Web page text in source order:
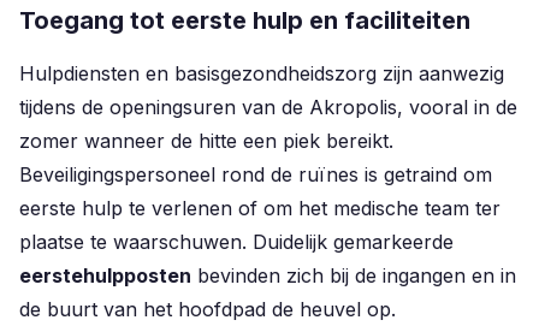
Toegang tot eerste hulp en faciliteiten
Hulpdiensten en basisgezondheidszorg zijn aanwezig
tijdens de openingsuren van de Akropolis, vooral in de
zomer wanneer de hitte een piek bereikt.
Beveiligingspersoneel rond de ruïnes is getraind om
eerste hulp te verlenen of om het medische team ter
plaatse te waarschuwen. Duidelijk gemarkeerde
eerstehulpposten bevinden zich bij de ingangen en in
de buurt van het hoofdpad de heuvel op.